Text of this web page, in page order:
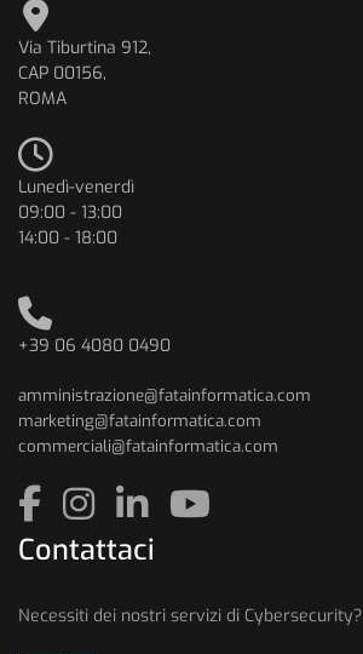
Via Tiburtina 912,
CAP 00156,
ROMA
Lunedì-venerdì
09:00 - 13:00
14:00 - 18:00
+39 06 4080 0490
amministrazione@fatainformatica.com
marketing@fatainformatica.com
commerciali@fatainformatica.com
Contattaci
Necessiti dei nostri servizi di Cybersecurity?